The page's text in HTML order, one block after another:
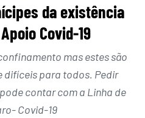
da existência
Covid-19
mas estes são
difíceis para todos. Pedir
contar com a Linha de
Covid-19